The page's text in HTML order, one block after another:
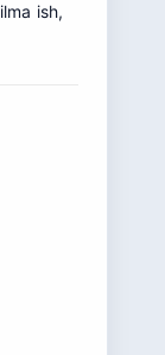
ish,